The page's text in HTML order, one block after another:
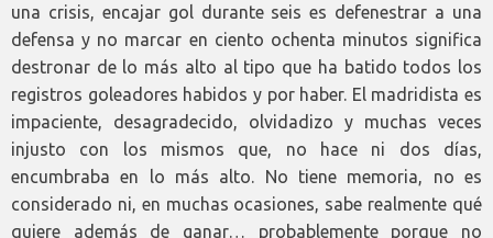
una crisis, encajar gol durante seis es defenestrar a una
defensa y no marcar en ciento ochenta minutos significa
destronar de lo más alto al tipo que ha batido todos los
registros goleadores habidos y por haber. El madridista es
impaciente, desagradecido, olvidadizo y muchas veces
injusto con los mismos que, no hace ni dos días,
encumbraba en lo más alto. No tiene memoria, no es
considerado ni, en muchas ocasiones, sabe realmente qué
quiere además de ganar… probablemente porque no